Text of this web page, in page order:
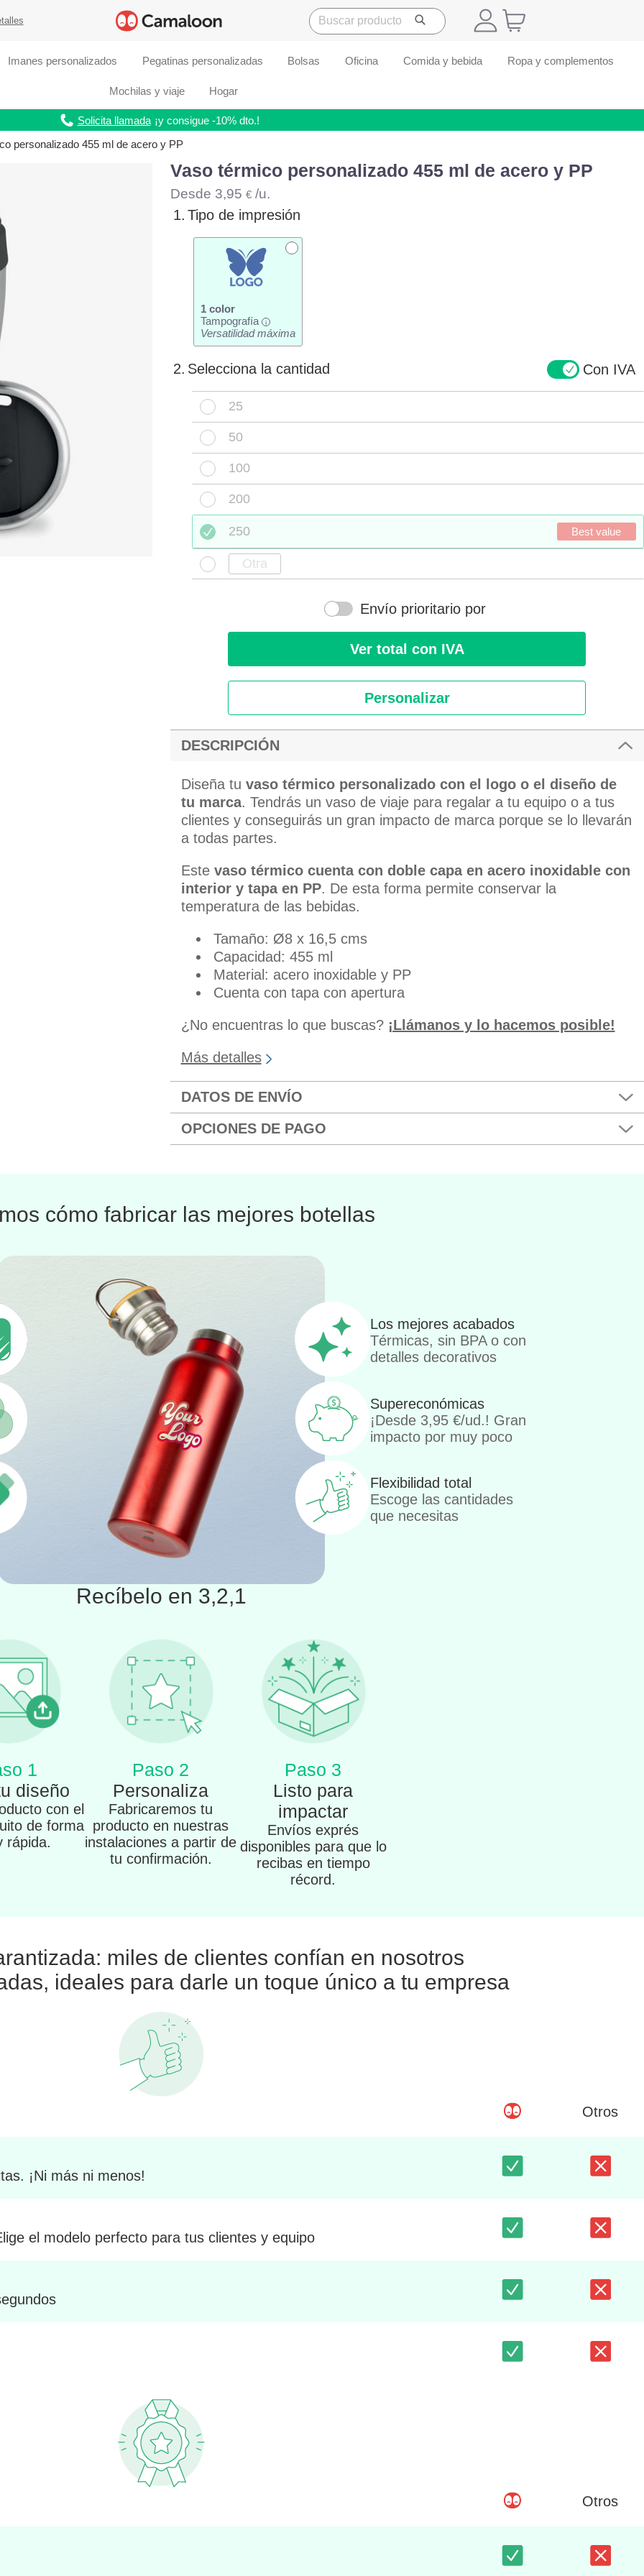
Imanes personalizados Pegatinas personalizadas Bolsas Oficina Comida y bebida Ropa y complementos
Mochilas y viaje Hogar
Solicita llamada ¡y consigue -10% dto.!
personalizado 455 ml de acero y PP
Vaso térmico personalizado 455 ml de acero y PP
Desde 3,95 €/u.
1. Tipo de impresión
1 color
Tampografía
i
Versatilidad máxima
2. Selecciona la cantidad Con IVA
25
50
100
200
250 Best value
Envío prioritario por
Ver total con IVA
Personalizar
DESCRIPCIÓN
Diseña tu vaso térmico personalizado con el logo o el diseño de
tu marca. Tendrás un vaso de viaje para regalar a tu equipo o a tus
clientes y conseguirás un gran impacto de marca porque se lo llevarán
a todas partes.
Este vaso térmico cuenta con doble capa en acero inoxidable con
interior y tapa en PP. De esta forma permite conservar la
temperatura de las bebidas.
Tamaño: Ø8 x 16,5 cms
Capacidad: 455 ml
Material: acero inoxidable y PP
Cuenta con tapa con apertura
¿No encuentras lo que buscas? ¡Llámanos y lo hacemos posible!
Más detalles
DATOS DE ENVÍO
OPCIONES DE PAGO
cómo fabricar las mejores botellas
Los mejores acabados
Térmicas, sin BPA o con
detalles decorativos
Supereconómicas
¡Desde 3,95 €/ud.! Gran
impacto por muy poco
Flexibilidad total
Escoge las cantidades
que necesitas
Recíbelo en 3,2,1
1
diseño
con el
de forma
rápida.
Paso 2
Personaliza
Fabricaremos tu
producto en nuestras
instalaciones a partir de
tu confirmación.
Paso 3
Listo para
impactar
Envíos exprés
disponibles para que lo
recibas en tiempo
récord.
miles de clientes confían en nosotros
ideales para darle un toque único a tu empresa
Otros
¡Ni más ni menos!
el modelo perfecto para tus clientes y equipo
Otros